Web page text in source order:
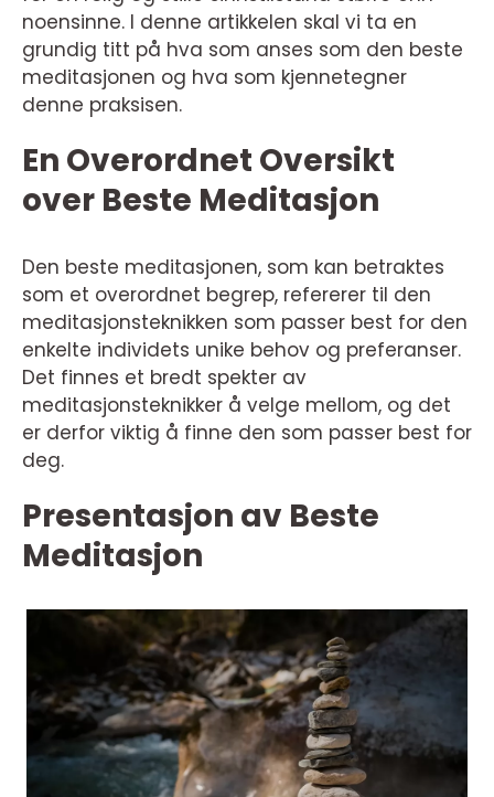
noensinne. I denne artikkelen skal vi ta en
grundig titt på hva som anses som den beste
meditasjonen og hva som kjennetegner
denne praksisen.
En Overordnet Oversikt
over Beste Meditasjon
Den beste meditasjonen, som kan betraktes
som et overordnet begrep, refererer til den
meditasjonsteknikken som passer best for den
enkelte individets unike behov og preferanser.
Det finnes et bredt spekter av
meditasjonsteknikker å velge mellom, og det
er derfor viktig å finne den som passer best for
deg.
Presentasjon av Beste
Meditasjon